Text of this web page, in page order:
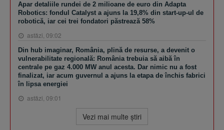
Apar detaliile rundei de 2 milioane de euro din Adapta
Robotics: fondul Catalyst a ajuns la 19,8% din start-up-ul de
robotică, iar cei trei fondatori păstrează 58%
astăzi, 09:02
Din hub imaginar, România, plină de resurse, a devenit o
vulnerabilitate regională: România trebuia să aibă în
centrale pe gaz 4.000 MW anul acesta. Dar nimic nu a fost
finalizat, iar acum guvernul a ajuns la etapa de închis fabrici
în lipsa energiei
astăzi, 09:01
Vezi mai multe ştiri